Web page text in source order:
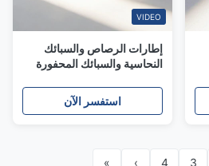
VIDEO
إطارات الرصاص والسبائك
النحاسية والسبائك المحفورة
لأجهزة أشباه الموصلات
استفسر الآن
3
4
›
»